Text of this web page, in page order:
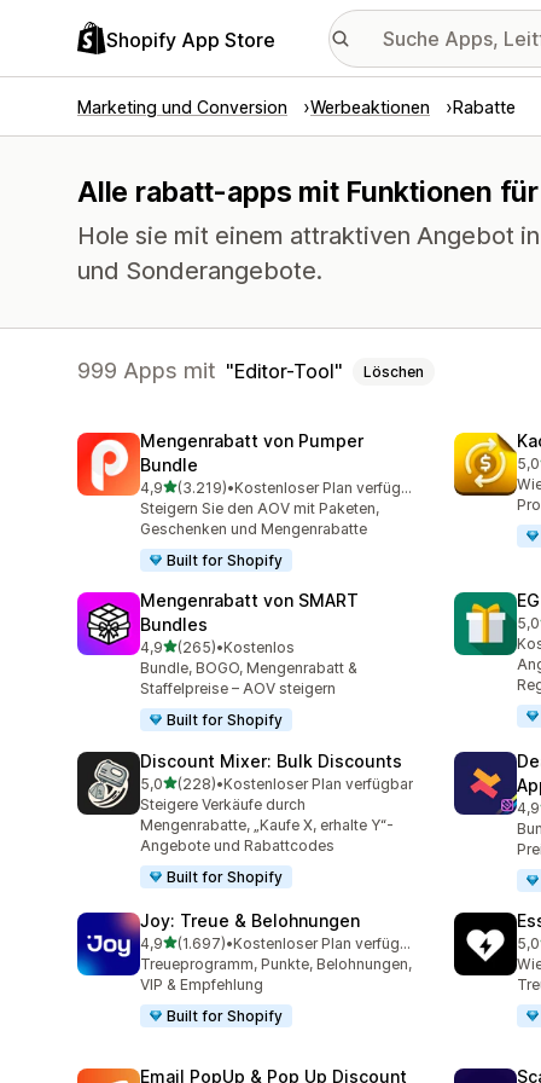
Shopify App Store
Marketing und Conversion Werbeaktionen Rabatte
Alle rabatt-apps mit Funktionen
Hole sie mit einem attraktiven Angebot
und Sonderangebote.
999 Apps mit Editor-Tool Löschen
Mengenrabatt von Pumper
Bundle
4,9von 5 Sternen
(3.219)
3219 Rezensionen insgesamt
•
Kostenloser Plan verfügbar
Steigern Sie den AOV mit Paketen,
Geschenken und Mengenrabatte
Built for Shopify
5,0
Mengenrabatt von SMART
Bundles
4,9von 5 Sternen
(265)
265 Rezensionen insgesamt
•Kostenlos
Bundle, BOGO, Mengenrabatt &
Staffelpreise – AOV steigern
Built for Shopify
5,0
Discount Mixer: Bulk Discounts
5,0von 5 Sternen
(228)
228 Rezensionen insgesamt
•Kostenloser Plan verfügbar
Steigere Verkäufe durch
Mengenrabatte, „Kaufe X, erhalte Y“-
Angebote und Rabattcodes
Built for Shopify
4,9
Joy: Treue & Belohnungen
4,9von 5 Sternen
(1.697)
1697 Rezensionen insgesamt
•
Kostenloser Plan verfügbar
Treueprogramm, Punkte, Belohnungen,
VIP & Empfehlung
Built for Shopify
5,0
Email PopUp & Pop Up Discount